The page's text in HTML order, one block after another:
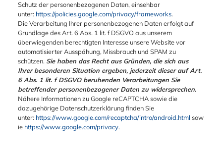
Schutz der personenbezogenen Daten, einsehbar
unter: https://policies.google.com/privacy/frameworks.
Die Verarbeitung Ihrer personenbezogenen Daten erfolgt auf
Grundlage des Art. 6 Abs. 1 lit. f DSGVO aus unserem
überwiegenden berechtigten Interesse unsere Website vor
automatisierter Ausspähung, Missbrauch und SPAM zu
schützen. Sie haben das Recht aus Gründen, die sich aus
Ihrer besonderen Situation ergeben, jederzeit dieser auf Art.
6 Abs. 1 lit. f DSGVO beruhenden Verarbeitungen Sie
betreffender personenbezogener Daten zu widersprechen.
Nähere Informationen zu Google reCAPTCHA sowie die
dazugehörige Datenschutzerklärung finden Sie
unter: https://www.google.com/recaptcha/intro/android.html sow
ie https://www.google.com/privacy.